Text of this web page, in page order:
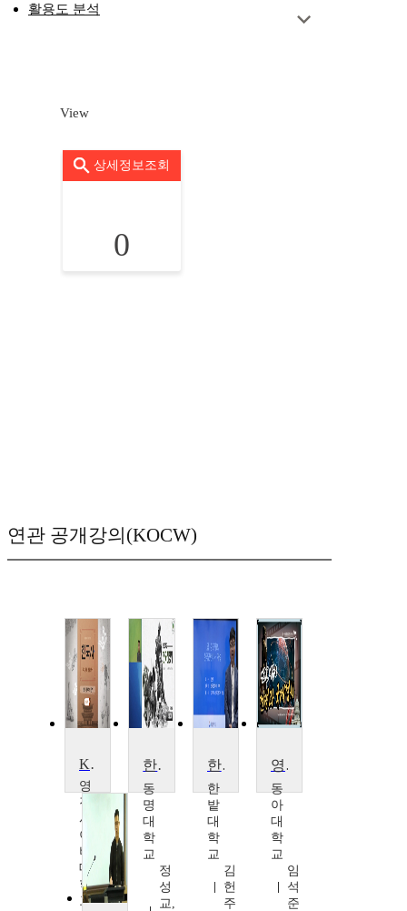
활용도 분석
View
상세정보조회
0
연관 공개강의(KOCW)
Korean History
영
진
사
이
버
대
학
교
한국전쟁사
동
명
대
학
교
정
성
교,
한국근현대사의 이해
한
밭
대
학
교
김
헌
주
영화로 배우는 전쟁과 국제정치
동
아
대
학
교
임
석
준